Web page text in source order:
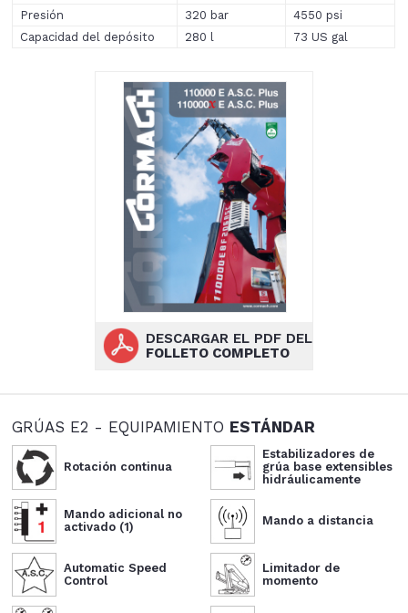
Presión
320 bar
4550 psi
Capacidad del depósito
280 l 73 US gal
DESCARGAR EL PDF DEL
FOLLETO COMPLETO
GRÚAS E2 - EQUIPAMIENTO ESTÁNDAR
Rotación continua
Estabilizadores de
grúa base extensibles
hidráulicamente
Mando adicional no
activado (1)
Mando a distancia
Automatic Speed
Control
Limitador de
momento